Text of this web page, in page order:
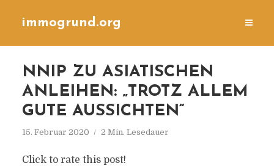
immogrund.org
NNIP ZU ASIATISCHEN
ANLEIHEN: „TROTZ ALLEM
GUTE AUSSICHTEN“
15. Februar 2020 2 Min. Lesedauer
Click to rate this post!